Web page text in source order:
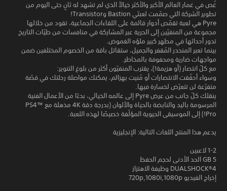
غُص في غمار العالم الأكبر والأكثر خيالاً الذي لم تشهد له ثانٍ حتى اليوم من
تطوير الشركة التي صمّمت لعبتَي Bastion وTransistor!
Pyre هي لعبة تقمّص أدوار قائمة على اللقاءات الجماعية، تقود من خلالها
مجموعة من المنفيّين إلى الحرية عبر المشاركة في منافسات من طيّات التاريخ
تدور أحداثها في مطهر كبير ملؤه الغموض.
بينما تعبر المنحدر المُقفر والجميل، ستقاتل باقة من الخصوم المختلفين ضمن
مواجهات ضارية ومحفوفة بالمخاطر.
مع كلّ انتصار (أو هزيمة!)، يقترب المنفيّون أكثر من بلوغ التنوير:
وسواء أحقّقت الانتصارات أو مُنيت بهزائم، يمكنك مواصلة رحلتك في قصّة
متفرّعة لن تتعرّض لخسارة فيها.
ينقلك كلّ جانب من عرض Pyre إلى عالمه الخيالي، بدءًا من الأعمال الفنية
المرسومة باليد والنابضة بالحياة والألوان (بدرجة دقة 4K مذهلة مع PS4™
Pro!) إلى الموسيقى الحيوية المؤلّفة خصيصًا لهذه اللعبة.
يدعم هذا المنتج اللغات التالية: الإنجليزية
1-2 لاعبين
5 GB الحد الأدنى لحجم الحفظ
DUALSHOCK‎®4 وظيفة الاهتزاز
إخراج الفيديو 720p,1080i,1080p